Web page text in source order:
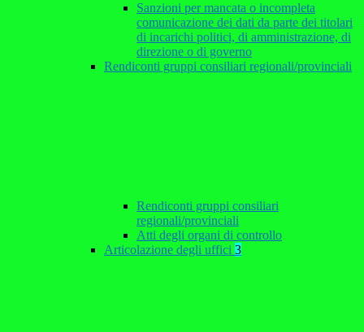
Sanzioni per mancata o incompleta
comunicazione dei dati da parte dei titolari
di incarichi politici, di amministrazione, di
direzione o di governo
Rendiconti gruppi consiliari regionali/provinciali
Rendiconti gruppi consiliari
regionali/provinciali
Atti degli organi di controllo
Articolazione degli uffici 3